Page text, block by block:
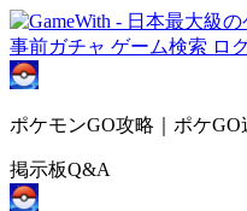
事前ガチャ ゲーム検索 ロ
ポケモンGO攻略｜ポケGO
掲示板Q&A